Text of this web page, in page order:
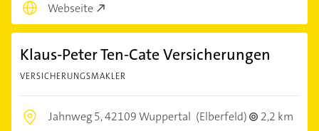
Webseite
Klaus-Peter Ten-Cate Versicherungen
VERSICHERUNGSMAKLER
Jahnweg 5,42109 Wuppertal (Elberfeld)
2,2 km